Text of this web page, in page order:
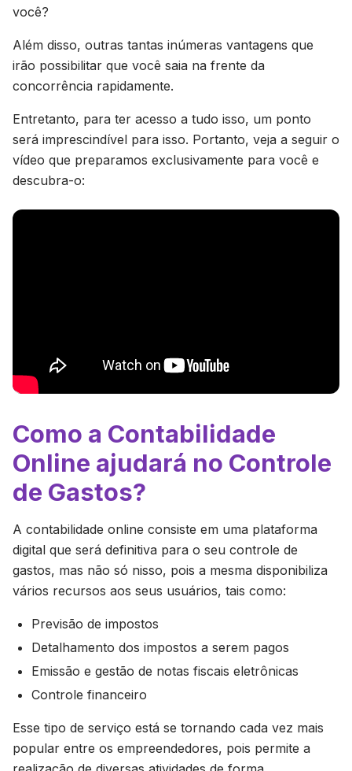
você?
Além disso, outras tantas inúmeras vantagens que
irão possibilitar que você saia na frente da
concorrência rapidamente.
Entretanto, para ter acesso a tudo isso, um ponto
será imprescindível para isso. Portanto, veja a seguir o
vídeo que preparamos exclusivamente para você e
descubra-o:
Como a Contabilidade
Online ajudará no Controle
de Gastos?
A contabilidade online consiste em uma plataforma
digital que será definitiva para o seu controle de
gastos, mas não só nisso, pois a mesma disponibiliza
vários recursos aos seus usuários, tais como:
Previsão de impostos
Detalhamento dos impostos a serem pagos
Emissão e gestão de notas fiscais eletrônicas
Controle financeiro
Esse tipo de serviço está se tornando cada vez mais
popular entre os empreendedores, pois permite a